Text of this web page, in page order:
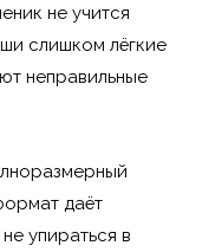
не учится
слишком лёгкие
неправильные
даёт
упираться в